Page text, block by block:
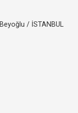
/ İSTANBUL